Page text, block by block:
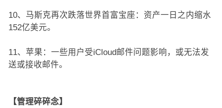
10、马斯克再次跌落世界首富宝座：资产一日之内缩水
152亿美元。
11、苹果：一些用户受iCloud邮件问题影响，或无法发
送或接收邮件。
【管理碎碎念】